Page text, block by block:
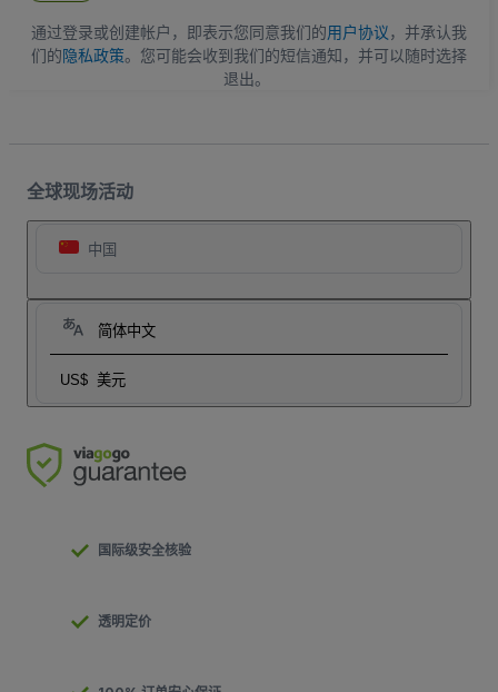
通过登录或创建帐户，即表示您同意我们的用户协议，并承认我
们的隐私政策。您可能会收到我们的短信通知，并可以随时选择
退出。
全球现场活动
中国
简体中文
US$ 美元
国际级安全核验
透明定价